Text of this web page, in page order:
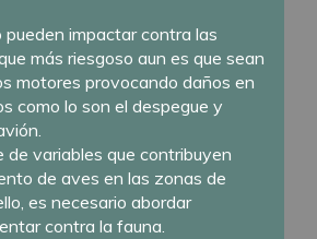
pueden impactar contra las
más riesgoso aun es que sean
motores provocando daños en
como lo son el despegue y
de variables que contribuyen
de aves en las zonas de
es necesario abordar
contra la fauna.